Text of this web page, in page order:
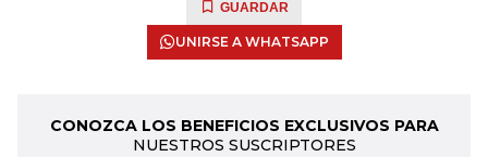
GUARDAR
UNIRSE A WHATSAPP
CONOZCA LOS BENEFICIOS EXCLUSIVOS PARA
NUESTROS SUSCRIPTORES